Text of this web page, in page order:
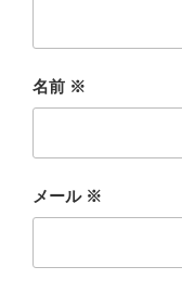
名前 ※
メール ※